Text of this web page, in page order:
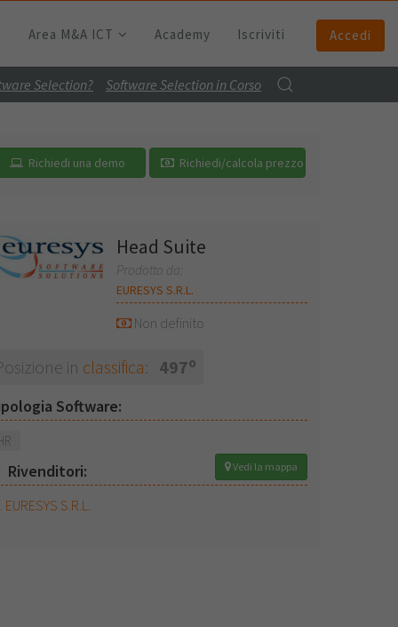
Area M&A ICT Academy Iscriviti Accedi
Selection? Software Selection in Corso
Richiedi una demo Richiedi/calcola prezzo
Head Suite
Prodotto da:
EURESYS S.R.L.
Non definito
in classifica: 497o
Software:
Rivenditori: Vedi la mappa
EURESYS S.R.L.